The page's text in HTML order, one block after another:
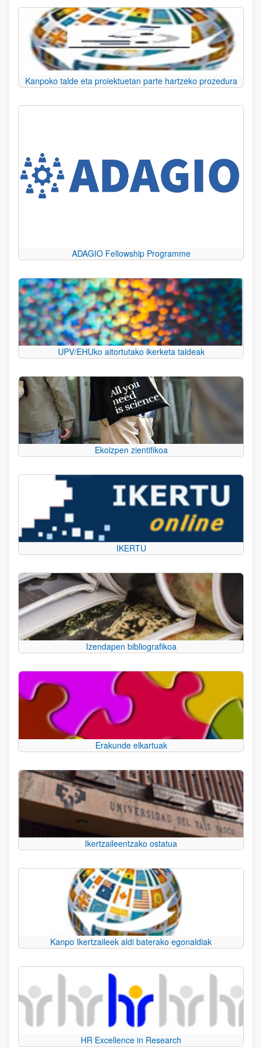
Kanpoko talde eta proiektuetan parte hartzeko prozedura
ADAGIO Fellowship Programme
UPV/EHUko aitortutako ikerketa taldeak
Ekoizpen zientifikoa
IKERTU
Izendapen bibliografikoa
Erakunde elkartuak
Ikertzaileentzako ostatua
Kanpo Ikertzaileek aldi baterako egonaldiak
HR Excellence in Research